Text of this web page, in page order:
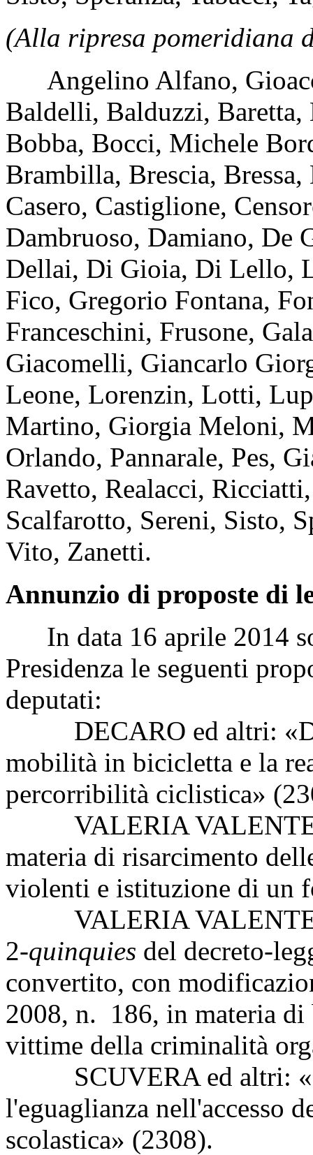
(Alla ripresa pomeridiana
Angelino Alfano,
Baldelli, Balduzzi,
Bobba, Bocci, Michele
Brambilla, Brescia,
Casero, Castiglione,
Dambruoso, Damiano, De
Dellai, Di Gioia, Di Lello,
Fico, Gregorio Fontana,
Franceschini, Frusone,
Giacomelli, Giancarlo
Leone, Lorenzin, Lotti,
Martino, Giorgia Meloni,
Orlando, Pannarale, Pes,
Ravetto, Realacci,
Scalfarotto, Sereni, Sisto,
Vito, Zanetti.
Annunzio di proposte di
In data 16 aprile 2014
Presidenza le seguenti
deputati:
DECARO ed altri:
mobilità in bicicletta e la
percorribilità ciclistica»
VALERIA VALENTE
materia di risarcimento
violenti e istituzione di un
VALERIA VALENTE
2-quinquies del decreto-
convertito, con
2008, n. 186, in materia
vittime della criminalità
SCUVERA ed altri:
l'eguaglianza nell'accesso
scolastica» (2308).